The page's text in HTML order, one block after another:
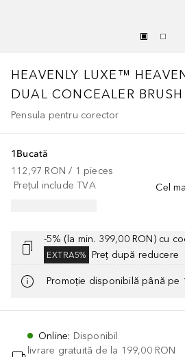
HEAVENLY LUXE™
DUAL CONCEALER
Pensula pentru corector
Cel
1Bucată
112,97 RON / 1 pieces
Prețul include TVA
-5% (la min. 399,00 RON) cu
EXTRA5% Preț după reducere
Promoție disponibilă până pe
Online: Disponibil
livrare gratuită de la 199,00 RON